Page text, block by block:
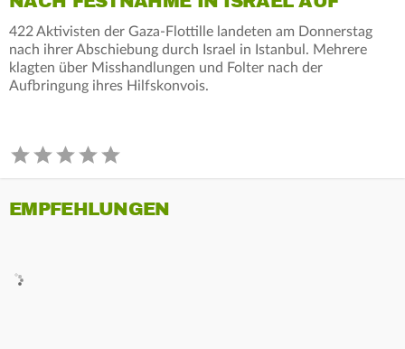
422 Aktivisten der Gaza-Flottille landeten am Donnerstag
nach ihrer Abschiebung durch Israel in Istanbul. Mehrere
klagten über Misshandlungen und Folter nach der
Aufbringung ihres Hilfskonvois.
EMPFEHLUNGEN